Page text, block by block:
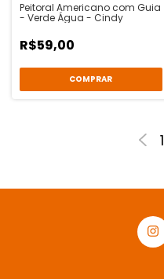
Peitoral Americano com Guia
- Verde Água - Cindy
R$59,00
COMPRAR
1